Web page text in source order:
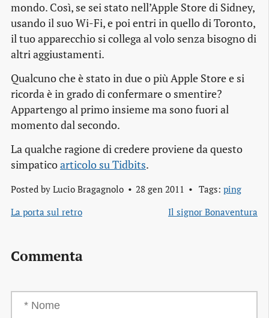
mondo. Così, se sei stato nell’Apple Store di Sidney,
usando il suo Wi-Fi, e poi entri in quello di Toronto,
il tuo apparecchio si collega al volo senza bisogno di
altri aggiustamenti.
Qualcuno che è stato in due o più Apple Store e si
ricorda è in grado di confermare o smentire?
Appartengo al primo insieme ma sono fuori al
momento dal secondo.
La qualche ragione di credere proviene da questo
simpaticoarticolo su Tidbits.
Posted by Lucio Bragagnolo 28 gen 2011 Tags: ping
La porta sul retro
Il signor Bonaventura
Commenta